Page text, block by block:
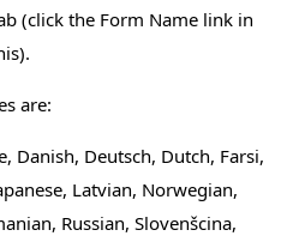
(click the Form Name link in
are:
Danish, Deutsch, Dutch, Farsi,
Latvian, Norwegian,
Russian, Slovenšcina,